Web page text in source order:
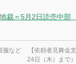
裁＝5月2日読売中部
服など
【依頼者見舞金
24日（木）まで